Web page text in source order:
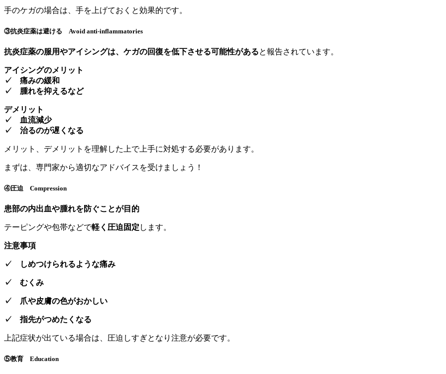
手のケガの場合は、手を上げておくと効果的です。
③抗炎症薬は避ける Avoid anti‐inflammatories
抗炎症薬の服用やアイシングは、ケガの回復を低下させる可能性があると報告されています。
アイシングのメリット
✓ 痛みの緩和
✓ 腫れを抑えるなど
デメリット
✓ 血流減少
✓ 治るのが遅くなる
メリット、デメリットを理解した上で上手に対処する必要があります。
まずは、専門家から適切なアドバイスを受けましょう！
④圧迫 Compression
患部の内出血や腫れを防ぐことが目的
テーピングや包帯などで軽く圧迫固定 します。
注意事項
✓ しめつけられるような痛み
✓ むくみ
✓ 爪や皮膚の色がおかしい
✓ 指先がつめたくなる
上記症状が出ている場合は、圧迫しすぎとなり注意が必要です。
⑤教育 Education